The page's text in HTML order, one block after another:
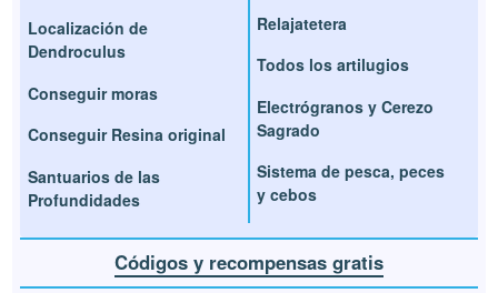
Localización de
Dendroculus
Conseguir moras
Conseguir Resina original
Santuarios de las
Profundidades
Relajatetera
Todos los artilugios
Electrógranos y Cerezo
Sagrado
Sistema de pesca, peces
y cebos
Códigos y recompensas gratis